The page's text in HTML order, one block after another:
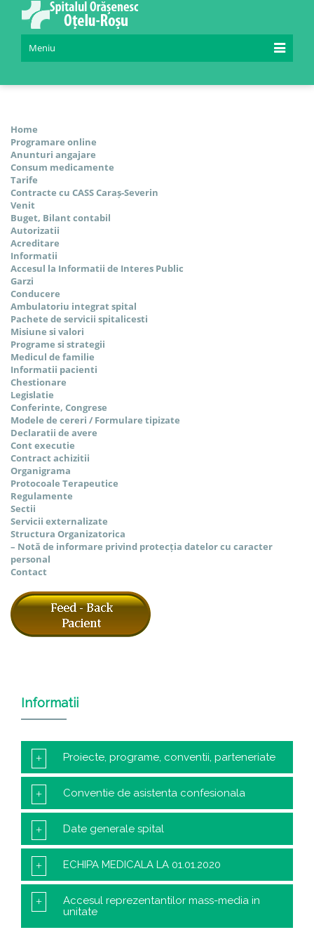
Meniu
Home
Programare online
Anunturi angajare
Consum medicamente
Tarife
Contracte cu CASS Caraș-Severin
Venit
Buget, Bilant contabil
Autorizatii
Acreditare
Informatii
Accesul la Informatii de Interes Public
Garzi
Conducere
Ambulatoriu integrat spital
Pachete de servicii spitalicesti
Misiune si valori
Programe si strategii
Medicul de familie
Informatii pacienti
Chestionare
Legislatie
Conferinte, Congrese
Modele de cereri / Formulare tipizate
Declaratii de avere
Cont executie
Contract achizitii
Organigrama
Protocoale Terapeutice
Regulamente
Sectii
Servicii externalizate
Structura Organizatorica
– Notă de informare privind protecția datelor cu caracter
personal
Contact
Informatii
Proiecte, programe, conventii, parteneriate
Conventie de asistenta confesionala
Date generale spital
ECHIPA MEDICALA LA 01.01.2020
Accesul reprezentantilor mass-media in
unitate